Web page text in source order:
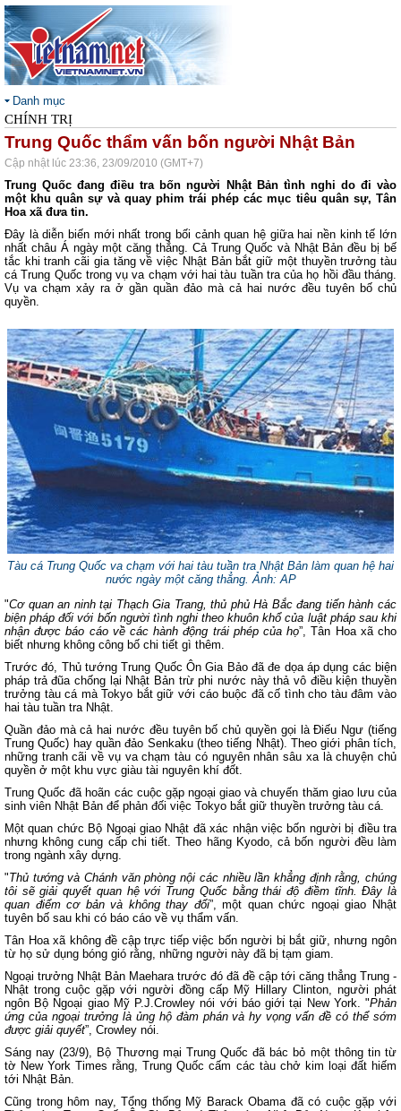
Danh mục
CHÍNH TRỊ
Trung Quốc thẩm vấn bốn người Nhật Bản
Cập nhật lúc 23:36, 23/09/2010 (GMT+7)
Trung Quốc đang điều tra bốn người Nhật Bản tình nghi do đi vào
một khu quân sự và quay phim trái phép các mục tiêu quân sự, Tân
Hoa xã đưa tin.
Đây là diễn biến mới nhất trong bối cảnh quan hệ giữa hai nền kinh tế lớn
nhất châu Á ngày một căng thẳng. Cả Trung Quốc và Nhật Bản đều bị bế
tắc khi tranh cãi gia tăng về việc Nhật Bản bắt giữ một thuyền trưởng tàu
cá Trung Quốc trong vụ va chạm với hai tàu tuần tra của họ hồi đầu tháng.
Vụ va chạm xảy ra ở gần quần đảo mà cả hai nước đều tuyên bố chủ
quyền.
Tàu cá Trung Quốc va chạm với hai tàu tuần tra Nhật Bản làm quan hệ hai
nước ngày một căng thẳng.Ảnh: AP
"Cơ quan an ninh tại Thạch Gia Trang, thủ phủ Hà Bắc đang tiến hành các
biện pháp đối với bốn người tình nghi theo khuôn khổ của luật pháp sau khi
nhận được báo cáo về các hành động trái phép của họ”, Tân Hoa xã cho
biết nhưng không công bố chi tiết gì thêm.
Trước đó, Thủ tướng Trung Quốc Ôn Gia Bảo đã đe dọa áp dụng các biện
pháp trả đũa chống lại Nhật Bản trừ phi nước này thả vô điều kiện thuyền
trưởng tàu cá mà Tokyo bắt giữ với cáo buộc đã cố tình cho tàu đâm vào
hai tàu tuần tra Nhật.
Quần đảo mà cả hai nước đều tuyên bố chủ quyền gọi là Điếu Ngư (tiếng
Trung Quốc) hay quần đảo Senkaku (theo tiếng Nhật). Theo giới phân tích,
những tranh cãi về vụ va chạm tàu có nguyên nhân sâu xa là chuyện chủ
quyền ở một khu vực giàu tài nguyên khí đốt.
Trung Quốc đã hoãn các cuộc gặp ngoại giao và chuyến thăm giao lưu của
sinh viên Nhật Bản để phản đối việc Tokyo bắt giữ thuyền trưởng tàu cá.
Một quan chức Bộ Ngoại giao Nhật đã xác nhận việc bốn người bị điều tra
nhưng không cung cấp chi tiết. Theo hãng Kyodo, cả bốn người đều làm
trong ngành xây dựng.
"Thủ tướng và Chánh văn phòng nội các nhiều lần khẳng định rằng, chúng
tôi sẽ giải quyết quan hệ với Trung Quốc bằng thái độ điềm tĩnh. Đây là
quan điểm cơ bản và không thay đổi”, một quan chức ngoại giao Nhật
tuyên bố sau khi có báo cáo về vụ thẩm vấn.
Tân Hoa xã không đề cập trực tiếp việc bốn người bị bắt giữ, nhưng ngôn
từ họ sử dụng bóng gió rằng, những người này đã bị tạm giam.
Ngoại trưởng Nhật Bản Maehara trước đó đã đề cập tới căng thẳng Trung -
Nhật trong cuộc gặp với người đồng cấp Mỹ Hillary Clinton, người phát
ngôn Bộ Ngoại giao Mỹ P.J.Crowley nói với báo giới tại New York. "Phản
ứng của ngoại trưởng là ủng hộ đàm phán và hy vọng vấn đề có thể sớm
được giải quyết”, Crowley nói.
Sáng nay (23/9), Bộ Thương mại Trung Quốc đã bác bỏ một thông tin từ
tờ New York Times rằng, Trung Quốc cấm các tàu chở kim loại đất hiếm
tới Nhật Bản.
Cũng trong hôm nay, Tổng thống Mỹ Barack Obama đã có cuộc gặp với